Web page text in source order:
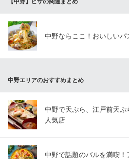
地下鉄丸ノ内線中野坂上駅 徒歩1分
【中野】ピザの関連まとめ
中野ならここ！おいしい
中野エリアのおすすめまとめ
中野で天ぷら、江戸前天
人気店
中野で話題のバルを満喫